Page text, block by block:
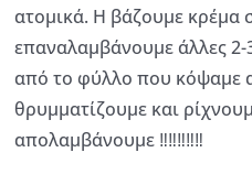
ατομικά. Η βάζουμε κρέμα
επαναλαμβάνουμε άλλες 2-
από το φύλλο που κόψαμε
θρυμματίζουμε και
απολαμβάνουμε ‼️‼️‼️‼️‼️